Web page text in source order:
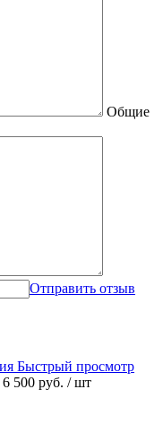
Общие
Отправить отзыв
Быстрый просмотр
6 500 руб. / шт